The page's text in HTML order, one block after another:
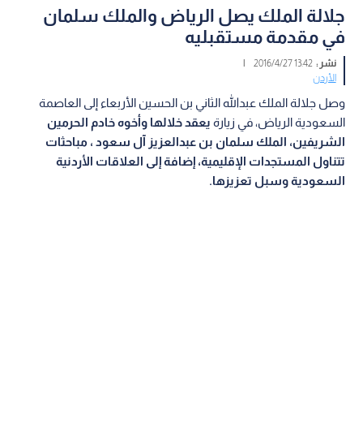
جلالة الملك يصل الرياض والملك سلمان
في مقدمة مستقبليه
نشر :13:42 2016/4/27
|
الأردن
وصل جلالة الملك عبدالله الثاني بن الحسين الأربعاء إلى العاصمة
السعودية الرياض، في زيارة يعقد خلالها وأخوه خادم الحرمين
الشريفين، الملك سلمان بن عبدالعزيز آل سعود ، مباحثات
تتناول المستجدات الإقليمية، إضافة إلى العلاقات الأردنية
السعودية وسبل تعزيزها.